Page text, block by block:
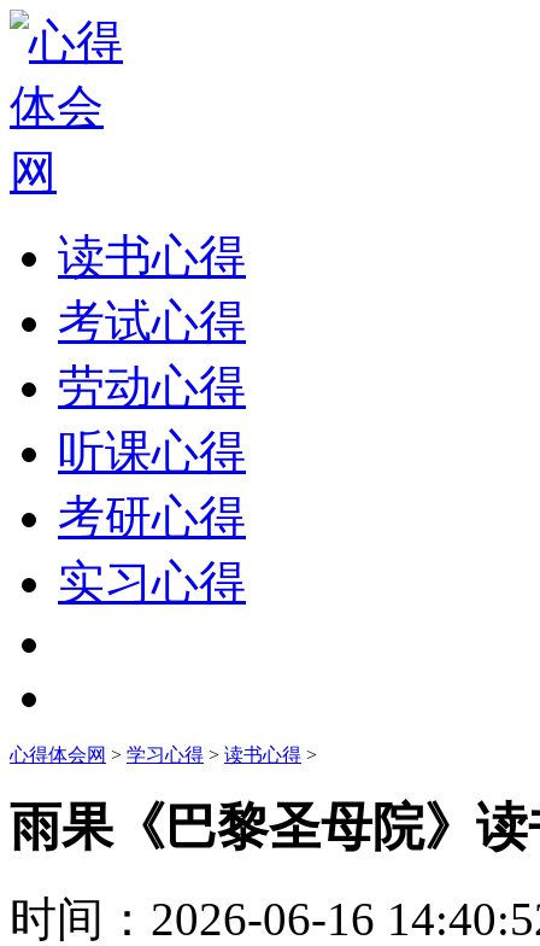
读书心得
考试心得
劳动心得
听课心得
考研心得
实习心得
心得体会网 > 学习心得 > 读书心得 >
雨果《巴黎圣母院》
时间： 2026-06-16